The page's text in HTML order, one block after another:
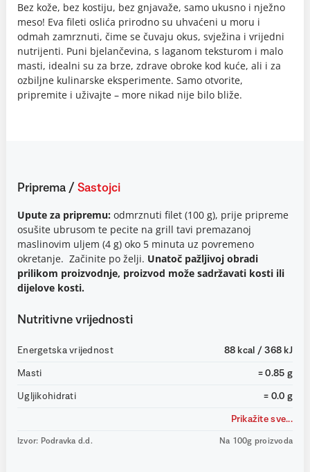
Bez kože, bez kostiju, bez gnjavaže, samo ukusno i nježno
meso! Eva fileti oslića prirodno su uhvaćeni u moru i
odmah zamrznuti, čime se čuvaju okus, svježina i vrijedni
nutrijenti. Puni bjelančevina, s laganom teksturom i malo
masti, idealni su za brze, zdrave obroke kod kuće, ali i za
ozbiljne kulinarske eksperimente. Samo otvorite,
pripremite i uživajte – more nikad nije bilo bliže.
Priprema / Sastojci
Upute za pripremu: odmrznuti filet (100 g), prije pripreme
osušite ubrusom te pecite na grill tavi premazanoj
maslinovim uljem (4 g) oko 5 minuta uz povremeno
okretanje. Začinite po želji. Unatoč pažljivoj obradi
prilikom proizvodnje, proizvod može sadržavati kosti ili
dijelove kosti.
Nutritivne vrijednosti
Energetska vrijednost 88 kcal / 368 kJ
Masti = 0.85 g
Ugljikohidrati = 0.0 g
Prikažite sve...
Izvor: Podravka d.d. Na 100g proizvoda